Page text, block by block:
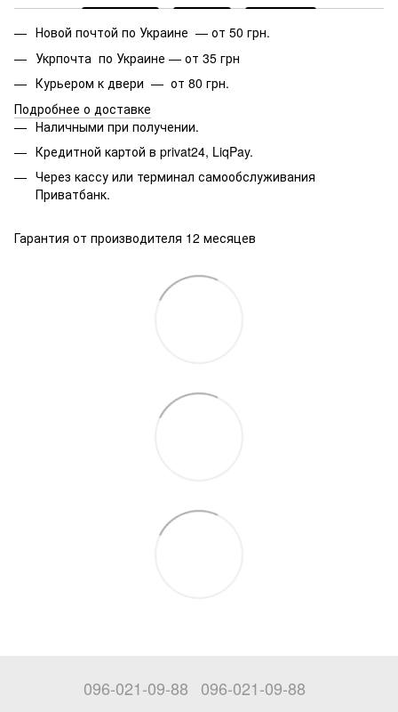
Новой почтой по Украине — от 50 грн.
Укрпочта по Украине — от 35 грн
Курьером к двери — от 80 грн.
Подробнее о доставке
Наличными при получении.
Кредитной картой в privat24, LiqPay.
Через кассу или терминал самообслуживания
Приватбанк.
Гарантия от производителя 12 месяцев
096-021-09-88 096-021-09-88